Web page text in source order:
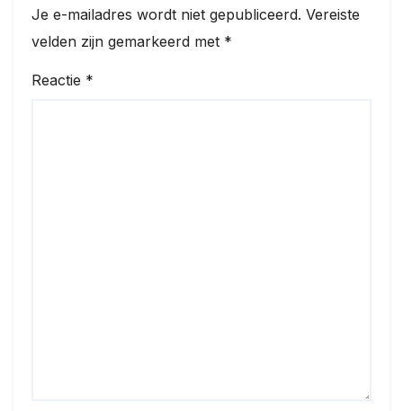
Je e-mailadres wordt niet gepubliceerd. Vereiste
velden zijn gemarkeerd met *
Reactie *